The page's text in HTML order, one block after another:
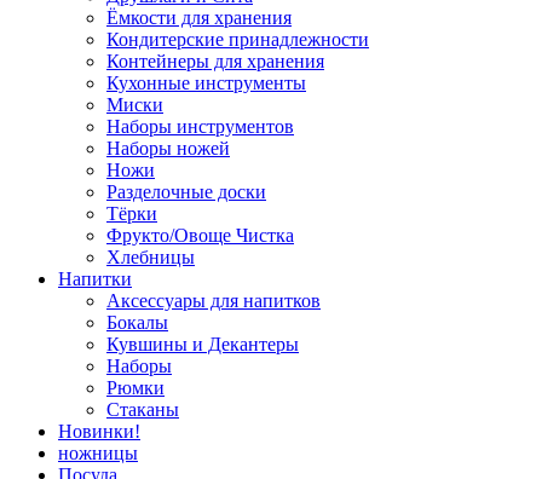
Ёмкости для хранения
Кондитерские принадлежности
Контейнеры для хранения
Кухонные инструменты
Миски
Наборы инструментов
Наборы ножей
Ножи
Разделочные доски
Тёрки
Фрукто/Овоще Чистка
Хлебницы
Напитки
Аксессуары для напитков
Бокалы
Кувшины и Декантеры
Наборы
Рюмки
Стаканы
Новинки!
ножницы
Посуда